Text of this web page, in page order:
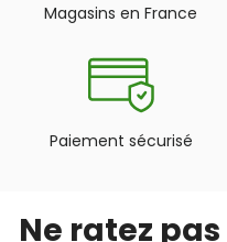
Magasins en France
Paiement sécurisé
Ne ratez